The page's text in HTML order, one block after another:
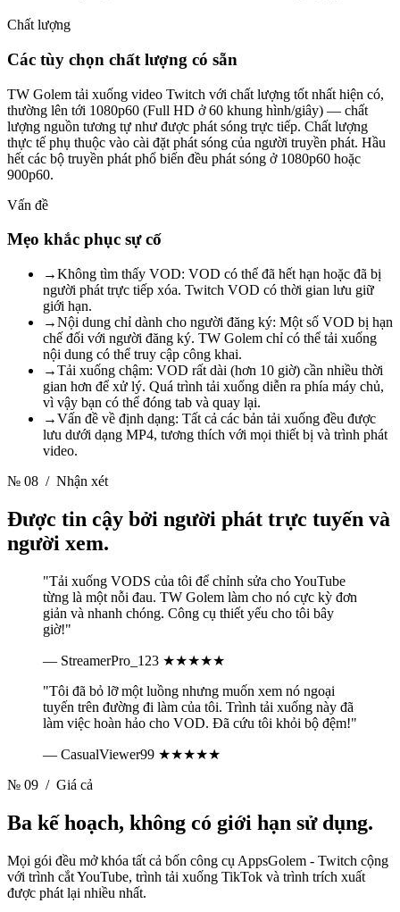
Chất lượng
Các tùy chọn chất lượng có sẵn
TW Golem tải xuống video Twitch với chất lượng tốt nhất hiện có,
thường lên tới 1080p60 (Full HD ở 60 khung hình/giây) — chất
lượng nguồn tương tự như được phát sóng trực tiếp. Chất lượng
thực tế phụ thuộc vào cài đặt phát sóng của người truyền phát. Hầu
hết các bộ truyền phát phổ biến đều phát sóng ở 1080p60 hoặc
900p60.
Vấn đề
Mẹo khắc phục sự cố
→Không tìm thấy VOD: VOD có thể đã hết hạn hoặc đã bị
người phát trực tiếp xóa. Twitch VOD có thời gian lưu giữ
giới hạn.
→Nội dung chỉ dành cho người đăng ký: Một số VOD bị hạn
chế đối với người đăng ký. TW Golem chỉ có thể tải xuống
nội dung có thể truy cập công khai.
→Tải xuống chậm: VOD rất dài (hơn 10 giờ) cần nhiều thời
gian hơn để xử lý. Quá trình tải xuống diễn ra phía máy chủ,
vì vậy bạn có thể đóng tab và quay lại.
→Vấn đề về định dạng: Tất cả các bản tải xuống đều được
lưu dưới dạng MP4, tương thích với mọi thiết bị và trình phát
video.
№ 08 / Nhận xét
Được tin cậy bởi người phát trực tuyến và
người xem.
"Tải xuống VODS của tôi để chỉnh sửa cho YouTube
từng là một nỗi đau. TW Golem làm cho nó cực kỳ đơn
giản và nhanh chóng. Công cụ thiết yếu cho tôi bây
giờ!"
— StreamerPro_123 ★★★★★
"Tôi đã bỏ lỡ một luồng nhưng muốn xem nó ngoại
tuyến trên đường đi làm của tôi. Trình tải xuống này đã
làm việc hoàn hảo cho VOD. Đã cứu tôi khỏi bộ đệm!"
— CasualViewer99 ★★★★★
№ 09 / Giá cả
Ba kế hoạch, không có giới hạn sử dụng.
Mọi gói đều mở khóa tất cả bốn công cụ AppsGolem - Twitch cộng
với trình cắt YouTube, trình tải xuống TikTok và trình trích xuất
được phát lại nhiều nhất.